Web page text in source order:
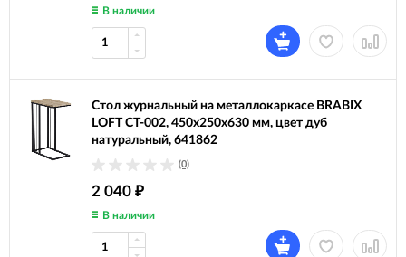
В наличии
Стол журнальный на металлокаркасе BRABIX
LOFT CT-002, 450х250х630 мм, цвет дуб
натуральный, 641862
(0)
2 040 ₽
В наличии